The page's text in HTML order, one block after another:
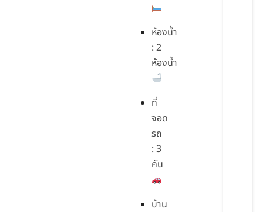
ห้องน้ำ
: 2
ห้องน้ำ
ที่
จอด
รถ
: 3
คัน
บ้าน